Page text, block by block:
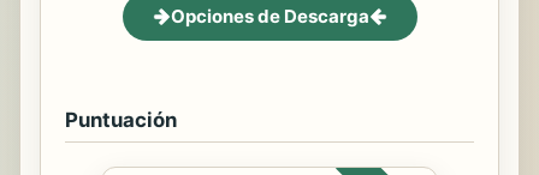
Opciones de Descarga
Puntuación